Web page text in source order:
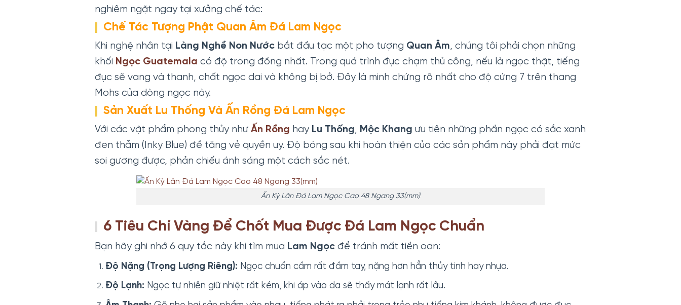
nghiêm ngặt ngay tại xưởng chế tác:
Chế Tác Tượng Phật Quan Âm Đá Lam Ngọc
Khi nghệ nhân tại Làng Nghề Non Nước bắt đầu tạc một pho tượng Quan Âm, chúng tôi phải chọn những
khối Ngọc Guatemala có độ trong đồng nhất. Trong quá trình đục chạm thủ công, nếu là ngọc thật, tiếng
đục sẽ vang và thanh, chất ngọc dai và không bị bở. Đây là minh chứng rõ nhất cho độ cứng 7 trên thang
Mohs của dòng ngọc này.
Sản Xuất Lu Thống Và Ấn Rồng Đá Lam Ngọc
Với các vật phẩm phong thủy như Ấn Rồng hay Lu Thống, Mộc Khang ưu tiên những phần ngọc có sắc xanh
đen thẫm (Inky Blue) để tăng vẻ quyền uy. Độ bóng sau khi hoàn thiện của các sản phẩm này phải đạt mức
soi gương được, phản chiếu ánh sáng một cách sắc nét.
Ấn Kỳ Lân Đá Lam Ngọc Cao 48 Ngang 33(mm)
6 Tiêu Chí Vàng Để Chốt Mua Được Đá Lam Ngọc Chuẩn
Bạn hãy ghi nhớ 6 quy tắc này khi tìm mua Lam Ngọc để tránh mất tiền oan:
Độ Nặng (Trọng Lượng Riêng): Ngọc chuẩn cầm rất đầm tay, nặng hơn hẳn thủy tinh hay nhựa.
Độ Lạnh: Ngọc tự nhiên giữ nhiệt rất kém, khi áp vào da sẽ thấy mát lạnh rất lâu.